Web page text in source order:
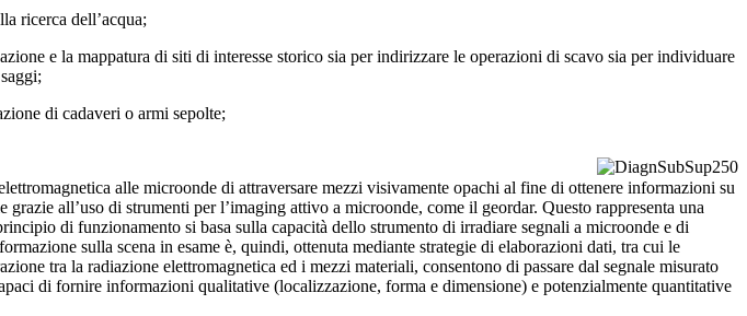
ricerca dell’acqua;
e la mappatura di siti di interesse storico sia per indirizzare le operazioni di scavo sia per individuare
di cadaveri o armi sepolte;
alle microonde di attraversare mezzi visivamente opachi al fine di ottenere informazioni su
all’uso di strumenti per l’imaging attivo a microonde, come il geordar. Questo rappresenta una
di funzionamento si basa sulla capacità dello strumento di irradiare segnali a microonde e di
sulla scena in esame è, quindi, ottenuta mediante strategie di elaborazioni dati, tra cui le
tra la radiazione elettromagnetica ed i mezzi materiali, consentono di passare dal segnale misurato
di fornire informazioni qualitative (localizzazione, forma e dimensione) e potenzialmente quantitative